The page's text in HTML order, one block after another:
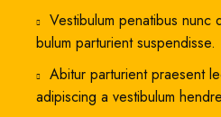
Vestibulum penatibus nunc
bulum parturient suspendisse.
Abitur parturient praesent
adipiscing a vestibulum